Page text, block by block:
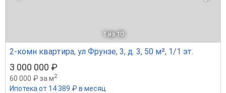
1 из 10
2-комн квартира, ул Фрунзе, 3, д. 3, 50 м², 1/1 эт.
3 000 000 ₽
60 000 ₽ за м2
Ипотека от 14 389 ₽ в месяц